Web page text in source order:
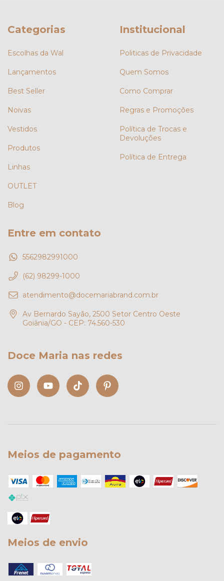
Categorias
Escolhas da Wal
Lançamentos
Best Seller
Noivas
Vestidos
Produtos
Linhas
OUTLET
Blog
Institucional
Politicas de Privacidade
Quem Somos
Como Comprar
Regras e Promoções
Política de Trocas e
Devoluções
Política de Entrega
Entre em contato
5562982991000
(62) 98299-1000
atendimento@docemariabrand.com.br
Av Bernardo Sayão, 2500 Setor Centro Oeste
Goiânia/GO - CEP: 74.560-530
Doce Maria nas redes
Meios de pagamento
Meios de envio